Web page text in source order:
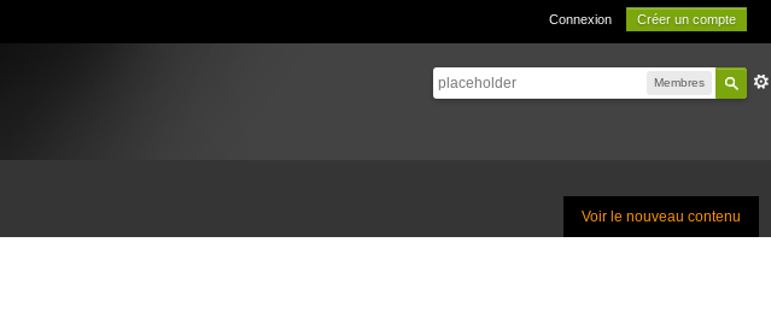
Connexion Créer un compte
Membres
Voir le nouveau contenu